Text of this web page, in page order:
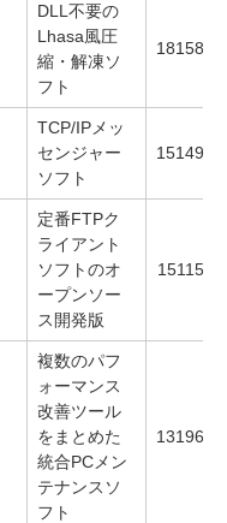
DLL不要の
Lhasa風圧
縮・解凍ソ
フト
18158
TCP/IPメッ
センジャー
ソフト
15149
定番FTPク
ライアント
ソフトのオ
ープンソー
ス開発版
15115
複数のパフ
ォーマンス
改善ツール
をまとめた
統合PCメン
テナンスソ
フト
13196